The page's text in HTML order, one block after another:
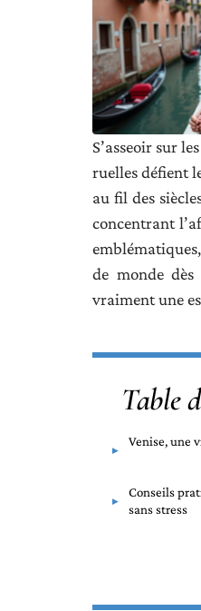
S’asseoir sur
ruelles défient
au fil des
concentrant
de monde
vraiment une
Table
Venise, une
Conseils
sans stress